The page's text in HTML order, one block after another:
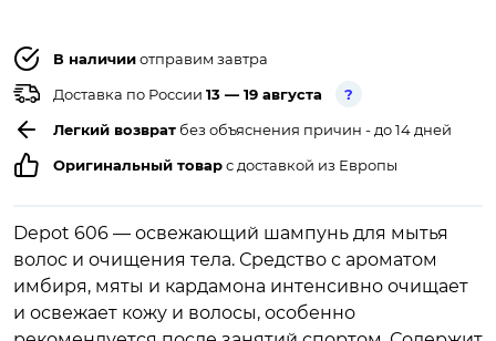
В наличииотправим завтра
Доставка по России 13 — 19 августа
?
Легкий возврат без объяснения причин - до 14 дней
Оригинальный товарс доставкой из Европы
Depot 606 — освежающий шампунь для мытья
волос и очищения тела. Средство с ароматом
имбиря, мяты и кардамона интенсивно очищает
и освежает кожу и волосы, особенно